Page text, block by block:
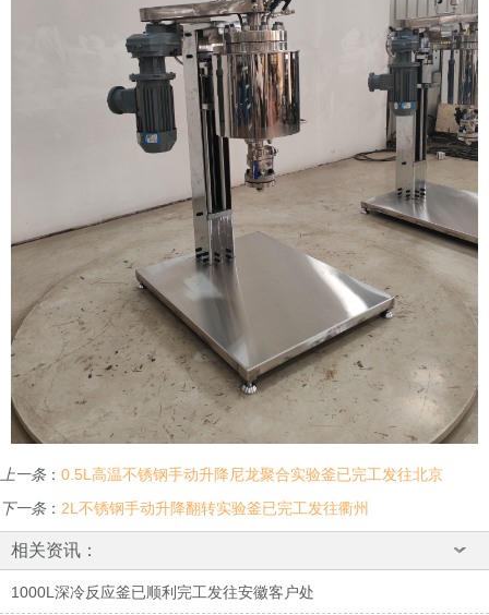
上一条： 0.5L高温不锈钢手动升降尼龙聚合实验釜已完工发往北京
下一条： 2L不锈钢手动升降翻转实验釜已完工发往衢州
相关资讯：
1000L深冷反应釜已顺利完工发往安徽客户处